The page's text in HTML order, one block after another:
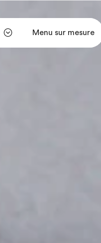
Menu sur mesure